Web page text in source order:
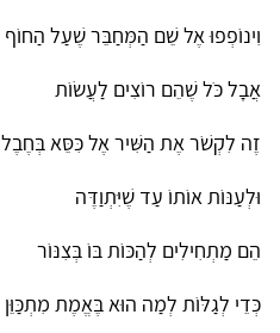
וִינוֹפְפוּ אֶל שֵׁם הַמְּחַבֵּר שֶׁעַל הַחוֹף
אֲבָל כֹּל שֶׁהֵם רוֹצִים לַעֲשׂוֹת
זֶה לִקְשֹׁר אֶת הַשִּׁיר אֶל כִּסֵּא בְּחֶבֶל
וּלְעַנּוֹת אוֹתוֹ עַד שֶׁיִּתְוַדֶּה
הֵם מַתְחִילִים לְהַכּוֹת בּוֹ בְּצִנּוֹר
כְּדֵי לְגַלּוֹת לְמַה הוּא בֶּאֱמֶת מִתְכַּוֵּן